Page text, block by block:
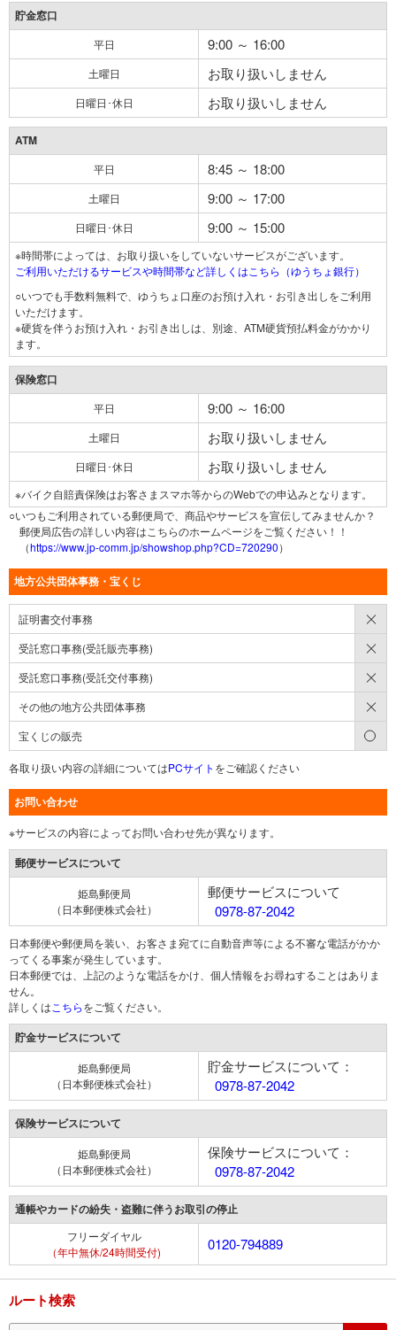
貯金窓口
平日 9:00 ～ 16:00
土曜日 お取り扱いしません
日曜日･休日 お取り扱いしません
ATM
平日 8:45 ～ 18:00
土曜日 9:00 ～ 17:00
日曜日･休日 9:00 ～ 15:00
※時間帯によっては、お取り扱いをしていないサービスがございます。
ご利用いただけるサービスや時間帯など詳しくはこちら（ゆうちょ銀行）
○いつでも手数料無料で、ゆうちょ口座のお預け入れ・お引き出しをご利用
いただけます。
※硬貨を伴うお預け入れ・お引き出しは、別途、ATM硬貨預払料金がかかり
ます。
保険窓口
平日 9:00 ～ 16:00
土曜日 お取り扱いしません
日曜日･休日 お取り扱いしません
※バイク自賠責保険はお客さまスマホ等からのWebでの申込みとなります。
○いつもご利用されている郵便局で、商品やサービスを宣伝してみませんか？
郵便局広告の詳しい内容はこちらのホームページをご覧ください！！
（https://www.jp-comm.jp/showshop.php?CD=720290）
地方公共団体事務・宝くじ
証明書交付事務
受託窓口事務(受託販売事務)
受託窓口事務(受託交付事務)
その他の地方公共団体事務
宝くじの販売
各取り扱い内容の詳細についてはPCサイト をご確認ください
お問い合わせ
※サービスの内容によってお問い合わせ先が異なります。
郵便サービスについて
姫島郵便局
（日本郵便株式会社）
郵便サービスについて
0978-87-2042
日本郵便や郵便局を装い、お客さま宛てに自動音声等による不審な電話がかか
ってくる事案が発生しています。
日本郵便では、上記のような電話をかけ、個人情報をお尋ねすることはありま
せん。
詳しくは こちらをご覧ください。
貯金サービスについて
姫島郵便局
（日本郵便株式会社）
貯金サービスについて：
0978-87-2042
保険サービスについて
姫島郵便局
（日本郵便株式会社）
保険サービスについて：
0978-87-2042
通帳やカードの紛失・盗難に伴うお取引の停止
フリーダイヤル
（年中無休/24時間受付)
0120-794889
ルート検索